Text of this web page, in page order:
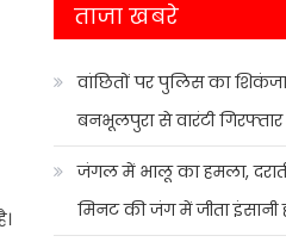
ताजा खबरे
वांछितों पर पुलिस का
बनभूलपुरा से वारंटी गिरफ्तार
जंगल में भालू का हमला,
मिनट की जंग में जीता इंसानी